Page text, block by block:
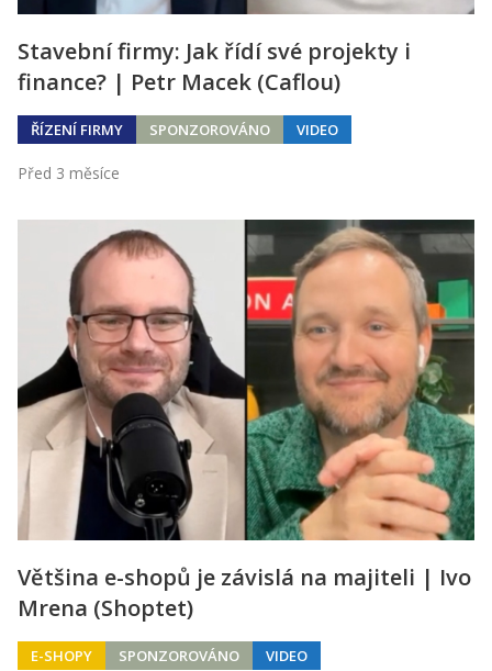
Stavební firmy: Jak řídí své projekty i
finance? | Petr Macek (Caflou)
ŘÍZENÍ FIRMY SPONZOROVÁNO VIDEO
Před 3 měsíce
Většina e-shopů je závislá na majiteli | Ivo
Mrena (Shoptet)
E-SHOPY SPONZOROVÁNO VIDEO